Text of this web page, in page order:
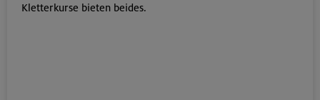
Kletterkurse bieten beides.